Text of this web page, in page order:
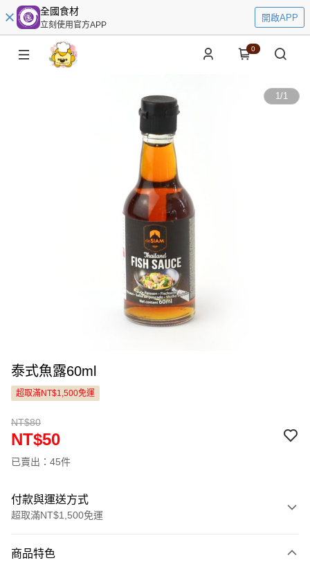
全國食材
立刻使用官方APP
開啟APP
0
1/1
泰式魚露60ml
超取滿NT$1,500免運
NT$80
NT$50
已賣出：45件
付款與運送方式
超取滿NT$1,500免運
信用卡一次付款
商品特色